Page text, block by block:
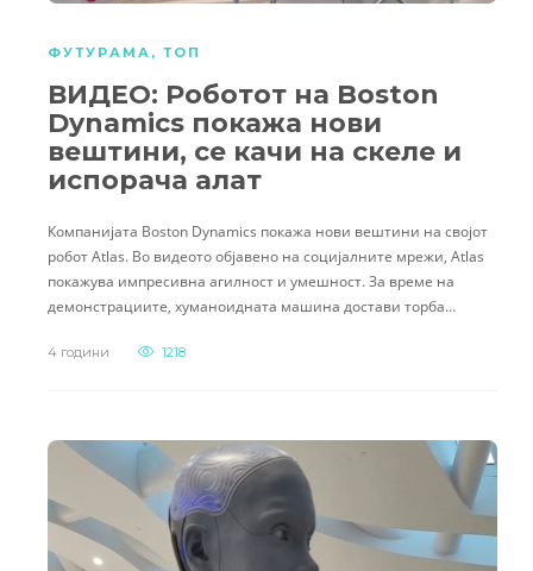
ФУТУРАМА , ТОП
ВИДЕО: Роботот на Boston
Dynamics покажа нови
вештини, се качи на скеле и
испорача алат
Компанијата Boston Dynamics покажа нови вештини на својот
робот Atlas. Во видеото објавено на социјалните мрежи, Atlas
покажува импресивна агилност и умешност. За време на
демонстрациите, хуманоидната машина достави торба…
4 години 1218